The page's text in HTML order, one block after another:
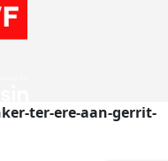
ter-ere-aan-gerrit-